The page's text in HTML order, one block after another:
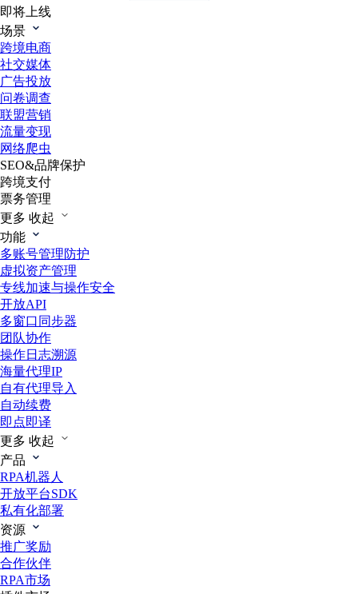
即将上线
场景
跨境电商
社交媒体
广告投放
问卷调查
联盟营销
流量变现
网络爬虫
SEO&品牌保护
跨境支付
票务管理
更多 收起
功能
多账号管理防护
虚拟资产管理
专线加速与操作安全
开放API
多窗口同步器
团队协作
操作日志溯源
海量代理IP
自有代理导入
自动续费
即点即译
更多 收起
产品
RPA机器人
开放平台SDK
私有化部署
资源
推广奖励
合作伙伴
RPA市场